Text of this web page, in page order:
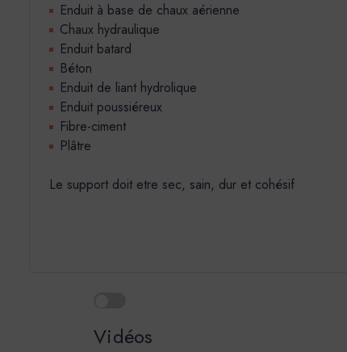
Enduit à base de chaux aérienne
Chaux hydraulique
Enduit batard
Béton
Enduit de liant hydrolique
Enduit poussiéreux
Fibre-ciment
Plâtre
Le support doit etre sec, sain, dur et cohésif
Vidéos